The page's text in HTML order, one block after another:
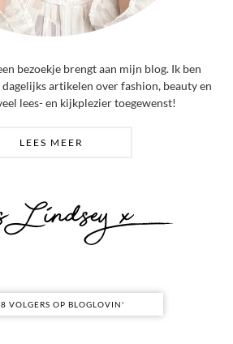
bezoekje brengt aan mijn blog. Ik ben
artikelen over fashion, beauty en
lees- en kijkplezier toegewenst!
LEES MEER
VOLGERS OP BLOGLOVIN'